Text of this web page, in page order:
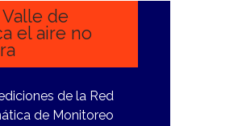
Valle de
el aire no
de la Red
de Monitoreo